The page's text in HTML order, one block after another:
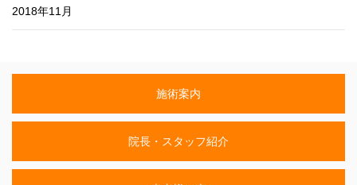
2018年11月
施術案内
院長・スタッフ紹介